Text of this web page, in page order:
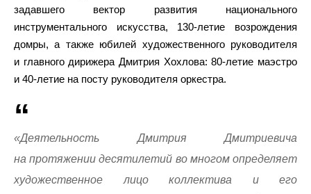
задавшего вектор развития национального
инструментального искусства, 130-летие возрождения
домры, а также юбилей художественного руководителя
и главного дирижера Дмитрия Хохлова: 80-летие маэстро
и 40-летие на посту руководителя оркестра.
«Деятельность Дмитрия Дмитриевича
на протяжении десятилетий во многом определяет
художественное лицо коллектива и его